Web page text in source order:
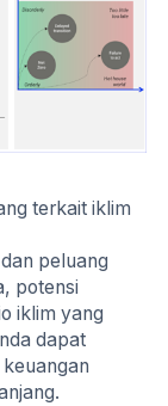
terkait iklim
peluang
potensi
iklim yang
dapat